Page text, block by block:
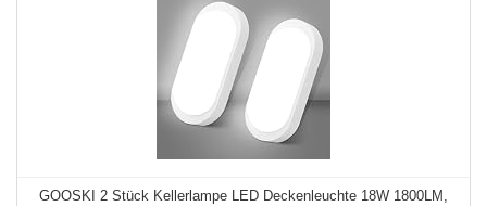
GOOSKI 2 Stück Kellerlampe LED Deckenleuchte 18W 1800LM,